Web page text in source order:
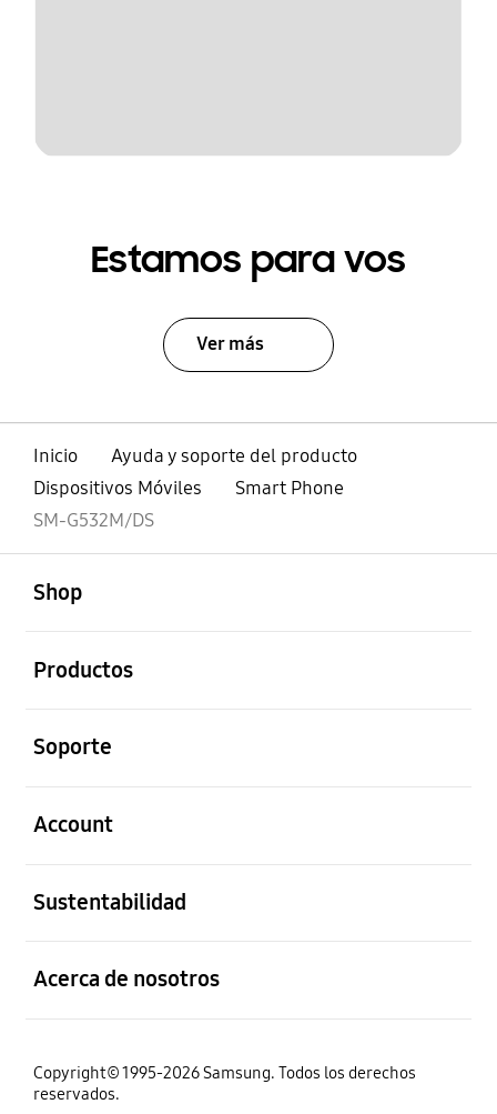
Estamos para vos
Ver más
Inicio
Ayuda y soporte del producto
Dispositivos Móviles
Smart Phone
SM-G532M/DS
Shop
Productos
Soporte
Account
Sustentabilidad
Acerca de nosotros
Copyright© 1995-2026 Samsung. Todos los derechos
reservados.